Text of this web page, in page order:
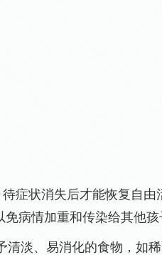
症状消失后才能恢复自由
免病情加重和传染给其
淡、易消化的食物，如稀